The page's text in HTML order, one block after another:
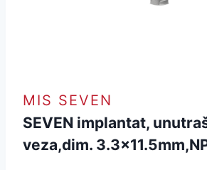
MIS SEVEN
SEVEN implantat,
veza,dim.